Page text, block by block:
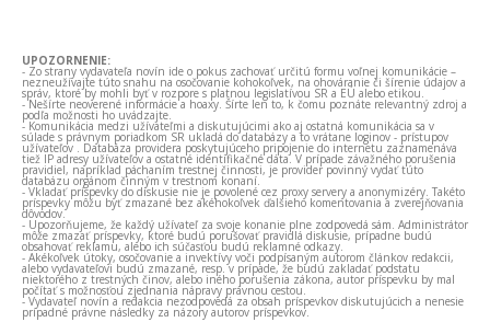
UPOZORNENIE:
- Zo strany vydavateľa novín ide o pokus zachovať určitú formu voľnej komunikácie –
nezneužívajte túto snahu na osočovanie kohokoľvek, na ohováranie či šírenie údajov a
správ, ktoré by mohli byť v rozpore s platnou legislatívou SR a EÚ alebo etikou.
- Nešírte neoverené informácie a hoaxy. Šírte len to, k čomu poznáte relevantný zdroj a
podľa možnosti ho uvádzajte.
- Komunikácia medzi užívateľmi a diskutujúcimi ako aj ostatná komunikácia sa v
súlade s právnym poriadkom SR ukladá do databázy a to vrátane loginov - prístupov
užívateľov . Databáza providera poskytujúceho pripojenie do internetu zaznamenáva
tiež IP adresy užívateľov a ostatné identifikačné dáta. V prípade závažného porušenia
pravidiel, napríklad páchaním trestnej činnosti, je provider povinný vydať túto
databázu orgánom činným v trestnom konaní.
- Vkladať príspevky do diskusie nie je povolené cez proxy servery a anonymizéry. Takéto
príspevky môžu byť zmazané bez akéhokoľvek ďalšieho komentovania a zverejňovania
dôvodov.
- Upozorňujeme, že každý užívateľ za svoje konanie plne zodpovedá sám. Administrátor
môže zmazať príspevky, ktoré budú porušovať pravidlá diskusie, prípadne budú
obsahovať reklamu, alebo ich súčasťou budú reklamné odkazy.
- Akékoľvek útoky, osočovanie a invektívy voči podpísaným autorom článkov redakcii,
alebo vydavateľovi budú zmazané, resp. v prípade, že budú zakladať podstatu
niektorého z trestných činov, alebo iného porušenia zákona, autor príspevku by mal
počítať s možnosťou zjednania nápravy právnou cestou.
- Vydavateľ novín a redakcia nezodpovedá za obsah príspevkov diskutujúcich a nenesie
prípadné právne následky za názory autorov príspevkov.